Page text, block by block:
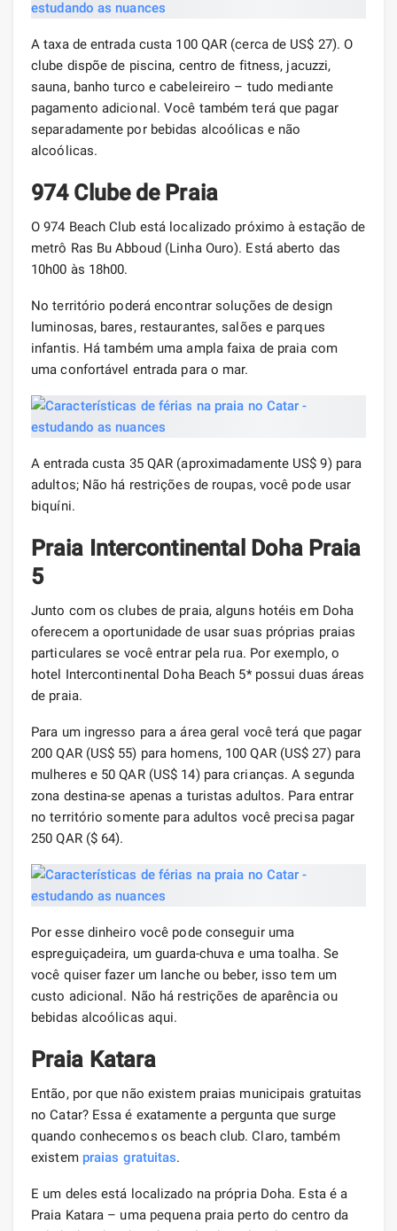
A taxa de entrada custa 100 QAR (cerca de US$ 27). O
clube dispõe de piscina, centro de fitness, jacuzzi,
sauna, banho turco e cabeleireiro – tudo mediante
pagamento adicional. Você também terá que pagar
separadamente por bebidas alcoólicas e não
alcoólicas.
974 Clube de Praia
O 974 Beach Club está localizado próximo à estação de
metrô Ras Bu Abboud (Linha Ouro). Está aberto das
10h00 às 18h00.
No território poderá encontrar soluções de design
luminosas, bares, restaurantes, salões e parques
infantis. Há também uma ampla faixa de praia com
uma confortável entrada para o mar.
A entrada custa 35 QAR (aproximadamente US$ 9) para
adultos; Não há restrições de roupas, você pode usar
biquíni.
Praia Intercontinental Doha Praia
5
Junto com os clubes de praia, alguns hotéis em Doha
oferecem a oportunidade de usar suas próprias praias
particulares se você entrar pela rua. Por exemplo, o
hotel Intercontinental Doha Beach 5* possui duas áreas
de praia.
Para um ingresso para a área geral você terá que pagar
200 QAR (US$ 55) para homens, 100 QAR (US$ 27) para
mulheres e 50 QAR (US$ 14) para crianças. A segunda
zona destina-se apenas a turistas adultos. Para entrar
no território somente para adultos você precisa pagar
250 QAR ($ 64).
Por esse dinheiro você pode conseguir uma
espreguiçadeira, um guarda-chuva e uma toalha. Se
você quiser fazer um lanche ou beber, isso tem um
custo adicional. Não há restrições de aparência ou
bebidas alcoólicas aqui.
Praia Katara
Então, por que não existem praias municipais gratuitas
no Catar? Essa é exatamente a pergunta que surge
quando conhecemos os beach club. Claro, também
existem praias gratuitas.
E um deles está localizado na própria Doha. Esta é a
Praia Katara – uma pequena praia perto do centro da